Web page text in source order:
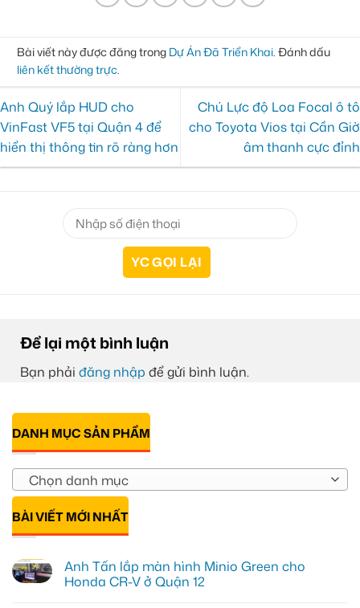
Bài viết này được đăng trong Dự Án Đã Triển Khai. Đánh dấu
liên kết thường trực.
Anh Quý lắp HUD cho
VinFast VF5 tại Quận 4 để
hiển thị thông tin rõ ràng hơn
Chú Lực độ Loa Focal ô tô
cho Toyota Vios tại Cần Giờ
âm thanh cực đỉnh
Để lại một bình luận
Bạn phải đăng nhập để gửi bình luận.
DANH MỤC SẢN PHẨM
Chọn danh mục
BÀI VIẾT MỚI NHẤT
Anh Tấn lắp màn hình Minio Green cho
Honda CR-V ở Quận 12